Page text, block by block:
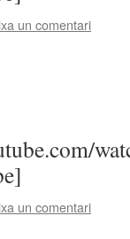
un comentari
un comentari